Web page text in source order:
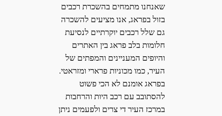
שאנחנו מתמחים בהשכרת רכבים
בזול בפראג, אנו מציעים להשכרה
גם שלל רכבים יוקרתיים לנסיעת
חלומות בלב פראג בין האתרים
והיופים המעניינים והמפתים של
העיר, כמו מכוניות פרארי ומזראטי.
בפראג אומנם לא הכי פשוט
להסתובב עם רכב היות והרחבות
במרכז העיר די צרים ולפעמים ניתן